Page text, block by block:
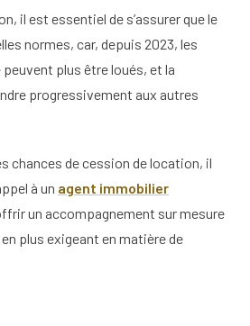
il est essentiel de s’assurer que le
normes, car, depuis 2023, les
plus être loués, et la
progressivement aux autres
chances de cession de location, il
à un agent immobilier
un accompagnement sur mesure
plus exigeant en matière de